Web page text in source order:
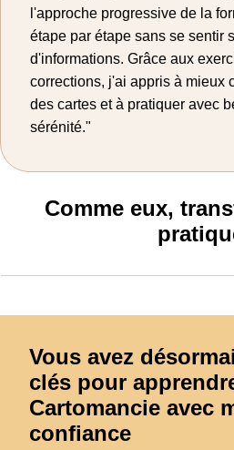
l'approche progressive de la
étape par étape sans se sentir
d'informations. Grâce aux
corrections, j'ai appris à mieux
des cartes et à pratiquer avec
sérénité."
Comme eux,
Vous avez
clés pour
Cartomancie avec
confiance